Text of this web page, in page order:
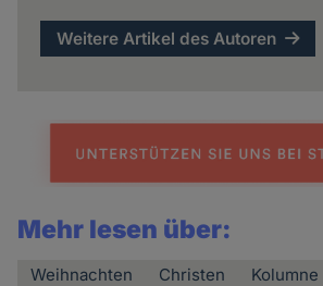
Weitere Artikel des Autoren
Mehr lesen über:
Weihnachten Christen Kolumne